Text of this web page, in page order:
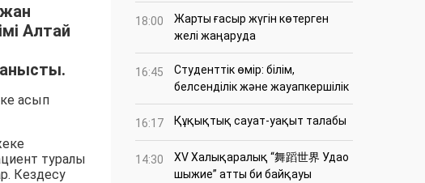
Алтай
асып
туралы
Кездесу
18:00
Жарты ғасыр жүгін көтерген
желі жаңаруда
16:45
Студенттік өмір: білім,
белсенділік және жауапкершілік
16:17 Құқықтық сауат-уақыт талабы
14:30
XV Халықаралық “舞蹈世界 Удао
шыжие” атты би байқауы